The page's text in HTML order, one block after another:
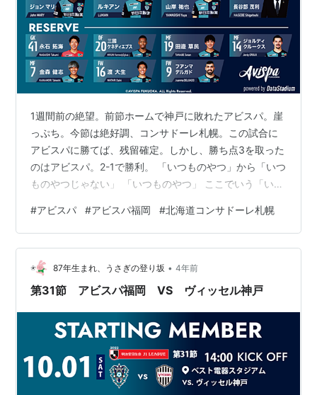
1週間前の絶望。前節ホームで神戸に敗れたアビスパ。崖
っぷち。今節は絶好調、コンサドーレ札幌。この試合に
アビスパに勝てば、残留確定。しかし、勝ち点3を取った
のはアビスパ。2-1で勝利。 「いつものやつ」から「いつ
ものやつじゃない」 「いつものやつ」 ここでいう「いつ
合も「いつものやつ」発動。12分、宮のヘッドのクリア
が自陣ゴール方向へ、何とか村上が弾くが、そのこぼれ
を押し込まれてしまい先制を許す。 この時点で詰んだと
思いました。ええ。 48分、山岸がヘディングシュートを
放つものの、ポストに嫌われる。他会場の結果も含め
#アビスパ #アビスパ福岡 #北海道コンサドーレ札幌
87年生まれ、うさぎの登り坂 • 4年前
第31節 アビスパ福岡 VS ヴィッセル神戸